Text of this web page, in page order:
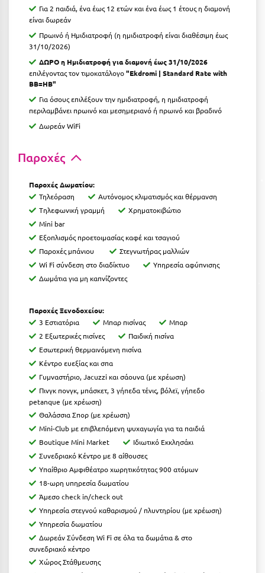
Ιωάννινα
Καβάλα
Καλάβρυτα
Καλαμάτα
Κάλαμος
Καλαμπάκα
Καμένα Βούρλα
Καρδάμαινα
Καρδαμύλη
Καρδίτσα
Καρπενήσι
Κάρυστος
Κάσος
Κασσάνδρα
Καστοριά
Κατερίνη
Κέα - Τζιά
Κερατέα
Κέρκυρα
Κεφαλονιά
Κοζάνη
Κοκκώνι Κορινθίας
Για 2 παιδιά, ένα έως 12 ετών και ένα έως 1 έτους η διαμονή
είναι δωρεάν
Πρωινό ή Ημιδιατροφή (η ημιδιατροφή είναι διαθέσιμη έως
31/10/2026)
ΔΩΡΟ η Ημιδιατροφή για διαμονή έως 31/10/2026
επιλέγοντας τον τιμοκατάλογο"Ekdromi | Standard Rate with
BB=HB"
Για όσους επιλέξουν την ημιδιατροφή, η ημιδιατροφή
περιλαμβάνει πρωινό και μεσημεριανό ή πρωινό και βραδινό
Δωρεάν WiFi
Παροχές
Παροχές Δωματίου:
Τηλεόραση
Αυτόνομος κλιματισμός και θέρμανση
Tηλεφωνική γραμμή
Χρηματοκιβώτιο
Mini bar
Εξοπλισμός προετοιμασίας καφέ και τσαγιού
Παροχές μπάνιου
Στεγνωτήρας μαλλιών
Wi Fi σύνδεση στο διαδίκτυο
Υπηρεσία αφύπνισης
Δωμάτια για μη καπνίζοντες
Παροχές Ξενοδοχείου:
3 Εστιατόρια
Μπαρ πισίνας
Μπαρ
2 Εξωτερικές πισίνες
Παιδική πισίνα
Εσωτερική θερμαινόμενη πισίνα
Κέντρο ευεξίας και σπα
Γυμναστήριο, Jacuzzi και σάουνα (με χρέωση)
Πινγκ πονγκ, μπάσκετ, 3 γήπεδα τένις, βόλεϊ, γήπεδο
petanque (με χρέωση)
Θαλάσσια Σπορ (με χρέωση)
Mini-Club με επιβλεπόμενη ψυχαγωγία για τα παιδιά
Boutique Mini Market
Ιδιωτικό Εκκλησάκι
Συνεδριακό Κέντρο με 8 αίθουσες
Υπαίθριο Αμφιθέατρο χωρητικότητας 900 ατόμων
18-ωρη υπηρεσία δωματίου
Άμεσο check in/check out
Υπηρεσία στεγνού καθαρισμού / πλυντηρίου (με χρέωση)
Υπηρεσία δωματίου
Δωρεάν Σύνδεση Wi Fi σε όλα τα δωμάτια & στο
συνεδριακό κέντρο
Χώρος Στάθμευσης